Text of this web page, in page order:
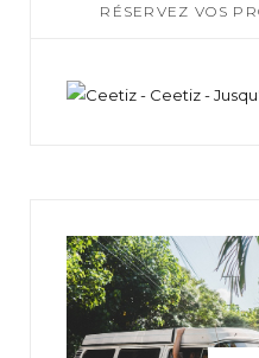
RÉSERVEZ VOS